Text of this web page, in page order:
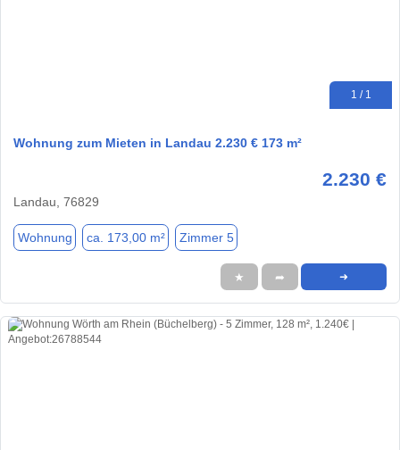
1 / 1
Wohnung zum Mieten in Landau 2.230 € 173 m²
2.230 €
Landau, 76829
Wohnung ca. 173,00 m² Zimmer 5
★ ➦ ➜